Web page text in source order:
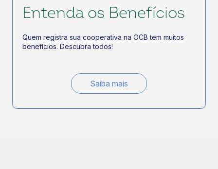
Entenda os Benefícios
Quem registra sua cooperativa na OCB tem muitos
benefícios. Descubra todos!
Saiba mais